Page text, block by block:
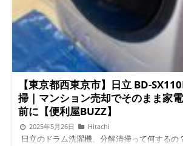
わない 定期点検で異常を早めに発見する ま
イヤー外れは、洗濯乾燥機でよくある水漏れ
減が特に重要 予防の基本は「優しい開閉」「
期点検」 自力で修理することも可能だが、長
が安心
トラブル実例はこちらも参考にして
BD-SX110F ドアパッキンワイヤー外れ・水
LINEで相談・依頼する
電話する
問い合
ールバー（スリム仕様） */ #scroll-bar {
-60px; left: 0; width: 100%; background-color:
12px 10px; /* 高さスリム */ text-align: center;
box-shadow: 0 2px 8px rgba(0,0,0,0.3);
} #scroll-bar.show { top: 0; } #scroll-bar a {
無理に出し入れするとパッキンがズレやすく
設置場所の不安定さや内部の振動でワイヤー
つまり「使い方のクセ＋年数による劣化」が
が多いです。 ドアパッキンワイヤー外れ 自
理由 一見「ワイヤーを戻せばいいだけ」と思
ん。しかし実際は 専用の工具と正しい手順
ーは強い力で均等に張られているため、素
理にやるとパッキンを破損させたり、逆に水
もあります。 初心者には危険が多いため、業
安全で確実です。 ドアパッキンワイヤー取り
東京市での施工事例 便利屋BUZZにご依頼い
のお客様の事例をご紹介します。 症状：洗
【東京都西東京市】日立 BD-
掃｜マンション売却でそのまま家
前に【便利屋BUZZ】
2025年5月26日 Hitachi
日立のドラム洗濯機、分解清掃って何するの